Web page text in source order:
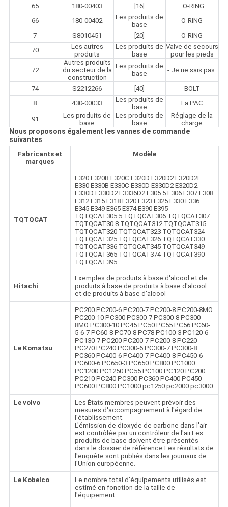
65
180-00403 [16]
. O-RING
66
180-00402
Les produits de
base
O-RING
7
S8010451 [20]
O-RING
70
Les autres
produits
Les produits de
base
Valve de secours
pour les pieds
72
Autres produits
du secteur de la
construction
Les produits de
base
- Je ne sais pas.
74 S2212266 [40]
BOLT
8
430-00033
Les produits de
base
La PAC
91
Les produits de
base
Les produits de
base
Réglage de la
charge
Nous proposons également les vannes de commande
suivantes
Fabricants et
marques
Modèle
TQTQCAT
E320 E320B E320C E320D E320D2 E320D2L
E330 E330B E330C E330D E330D2 E320D2
E330D E330D2 E3336D2 E305.5 E306 E307 E308
E312 E315 E318 E320 E323 E325 E330 E336
E345 E349 E365 E374 E390 E395
TQTQCAT305.5 TQTQCAT306 TQTQCAT307
TQTQCAT30 8 TQTQCAT312 TQTQCAT315
TQTQCAT320 TQTQCAT323 TQTQCAT324
TQTQCAT325 TQTQCAT326 TQTQCAT330
TQTQCAT336 TQTQCAT345 TQTQCAT349
TQTQCAT365 TQTQCAT374 TQTQCAT390
TQTQCAT395
Hitachi
Exemples de produits à base d'alcool et de
produits à base de produits à base d'alcool
et de produits à base d'alcool
Le Komatsu
PC200 PC200-6 PC200-7 PC200-8 PC200-8MO
PC200-10 PC300 PC300-7 PC300-8 PC300-
8MO PC300-10 PC45 PC50 PC55 PC56 PC60-
5-6-7 PC60-8 PC70-8 PC78 PC100-3 PC120-6
PC130-7 PC200 PC200-7 PC200-8 PC220
PC270 PC240 PC300-6 PC300-7 PC300-8
PC360 PC400-6 PC400-7 PC400-8 PC450-6
PC600-6 PC650-3 PC650 PC800 PC1000
PC1200 PC1250 PC55 PC100 PC120 PC200
PC210 PC240 PC300 PC360 PC400 PC450
PC600 PC800 PC1000 pc1250 pc2000 pc3000
Le volvo
Les États membres peuvent prévoir des
mesures d'accompagnement à l'égard de
l'établissement.
L'émission de dioxyde de carbone dans l'air
est contrôlée par un contrôleur de l'air.Les
produits de base doivent être présentés
dans le dossier de référence.Les résultats de
l'enquête sont publiés dans les journaux de
l'Union européenne.
Le Kobelco
Le nombre total d'équipements utilisés est
estimé en fonction de la taille de
l'équipement.